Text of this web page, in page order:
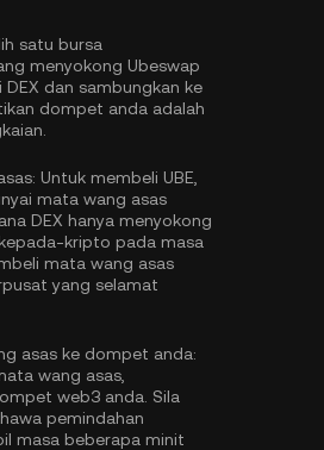
satu bursa
menyokong Ubeswap
DEX dan sambungkan ke
dompet anda adalah
Untuk membeli UBE,
mata wang asas
DEX hanya menyokong
kripto pada masa
mata wang asas
yang selamat
asas ke dompet anda:
wang asas,
web3 anda. Sila
pemindahan
masa beberapa minit